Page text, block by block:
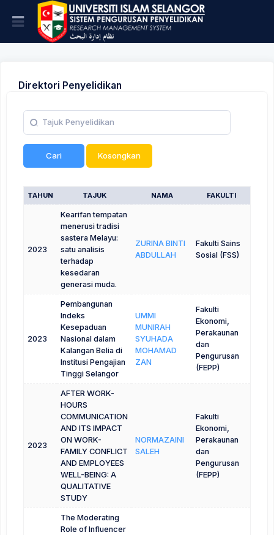
Direktori Penyelidikan
Cari Kosongkan
TAHUN TAJUK NAMA FAKULTI
2023
Kearifan tempatan
menerusi tradisi
sastera Melayu:
satu analisis
terhadap
kesedaran
generasi muda.
ZURINA BINTI
ABDULLAH
Fakulti Sains
Sosial (FSS)
2023
Pembangunan
Indeks
Kesepaduan
Nasional dalam
Kalangan Belia di
Institusi Pengajian
Tinggi Selangor
UMMI
MUNIRAH
SYUHADA
MOHAMAD
ZAN
Fakulti
Ekonomi,
Perakaunan
dan
Pengurusan
(FEPP)
2023
AFTER WORK-
HOURS
COMMUNICATION
AND ITS IMPACT
ON WORK-
FAMILY CONFLICT
AND EMPLOYEES
WELL-BEING: A
QUALITATIVE
STUDY
NORMAZAINI
SALEH
Fakulti
Ekonomi,
Perakaunan
dan
Pengurusan
(FEPP)
The Moderating
Role of Influencer